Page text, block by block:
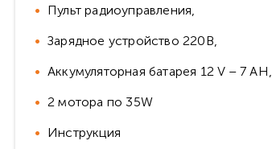
Пульт радиоуправления,
Зарядное устройство 220В,
Аккумуляторная батарея 12 V – 7 АH,
2 мотора по 35W
Инструкция